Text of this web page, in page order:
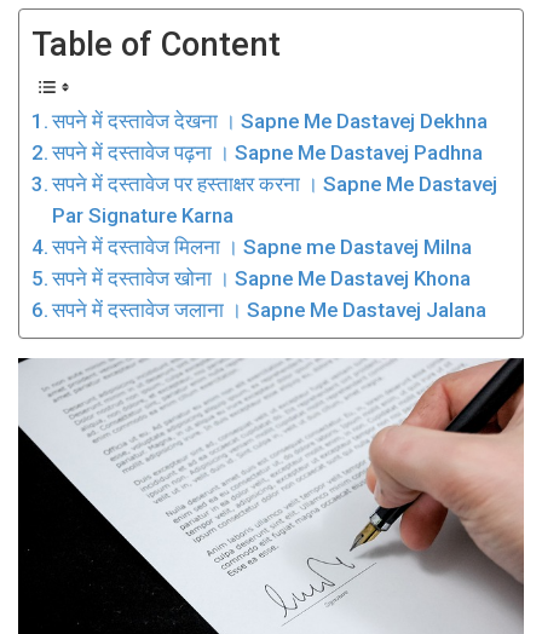
Table of Content
सपने में दस्तावेज देखना । Sapne Me Dastavej Dekhna
सपने में दस्तावेज पढ़ना । Sapne Me Dastavej Padhna
सपने में दस्तावेज पर हस्ताक्षर करना । Sapne Me Dastavej
Par Signature Karna
सपने में दस्तावेज मिलना । Sapne me Dastavej Milna
सपने में दस्तावेज खोना । Sapne Me Dastavej Khona
सपने में दस्तावेज जलाना । Sapne Me Dastavej Jalana